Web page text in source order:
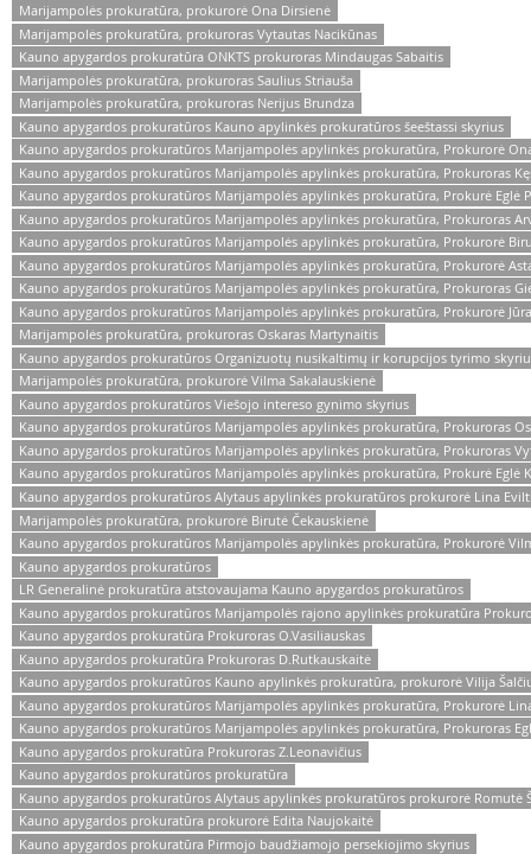
Marijampolės prokuratūra, prokurorė Ona Dirsienė
Marijampolės prokuratūra, prokuroras Vytautas Nacikūnas
Kauno apygardos prokuratūra ONKTS prokuroras Mindaugas Sabaitis
Marijampolės prokuratūra, prokuroras Saulius Striauša
Marijampolės prokuratūra, prokuroras Nerijus Brundza
Kauno apygardos prokuratūros Kauno apylinkės prokuratūros šeeštassi skyrius
Kauno apygardos prokuratūros Marijampolės apylinkės prokuratūra, Prokurorė
Kauno apygardos prokuratūros Marijampolės apylinkės prokuratūra, Prokuroras
Kauno apygardos prokuratūros Marijampolės apylinkės prokuratūra, Prokurė Eglė
Kauno apygardos prokuratūros Marijampolės apylinkės prokuratūra, Prokuroras
Kauno apygardos prokuratūros Marijampolės apylinkės prokuratūra, Prokurorė
Kauno apygardos prokuratūros Marijampolės apylinkės prokuratūra, Prokurorė
Kauno apygardos prokuratūros Marijampolės apylinkės prokuratūra, Prokuroras
Kauno apygardos prokuratūros Marijampolės apylinkės prokuratūra, Prokurorė
Marijampolės prokuratūra, prokuroras Oskaras Martynaitis
Kauno apygardos prokuratūros Organizuotų nusikaltimų ir korupcijos tyrimo
Marijampolės prokuratūra, prokurorė Vilma Sakalauskienė
Kauno apygardos prokuratūros Viešojo intereso gynimo skyrius
Kauno apygardos prokuratūros Marijampolės apylinkės prokuratūra, Prokuroras
Kauno apygardos prokuratūros Marijampolės apylinkės prokuratūra, Prokuroras
Kauno apygardos prokuratūros Marijampolės apylinkės prokuratūra, Prokurė Eglė
Kauno apygardos prokuratūros Alytaus apylinkės prokuratūros prokurorė Lina
Marijampolės prokuratūra, prokurorė Birutė Čekauskienė
Kauno apygardos prokuratūros Marijampolės apylinkės prokuratūra, Prokurorė
Kauno apygardos prokuratūros
LR Generalinė prokuratūra atstovaujama Kauno apygardos prokuratūros
Kauno apygardos prokuratūros Marijampolės rajono apylinkės prokuratūra
Kauno apygardos prokuratūra Prokuroras O.Vasiliauskas
Kauno apygardos prokuratūra Prokuroras D.Rutkauskaitė
Kauno apygardos prokuratūros Kauno apylinkės prokuratūra, prokurorė Vilija
Kauno apygardos prokuratūros Marijampolės apylinkės prokuratūra, Prokurorė
Kauno apygardos prokuratūros Marijampolės apylinkės prokuratūra, Prokuroras
Kauno apygardos prokuratūra Prokuroras Z.Leonavičius
Kauno apygardos prokuratūros prokuratūra
Kauno apygardos prokuratūros Alytaus apylinkės prokuratūros prokurorė Romutė
Kauno apygardos prokuratūra prokurorė Edita Naujokaitė
Kauno apygardos prokuratūra Pirmojo baudžiamojo persekiojimo skyrius